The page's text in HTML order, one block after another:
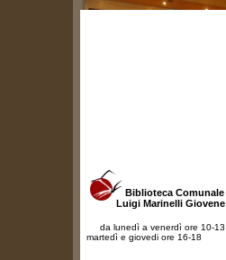
Biblioteca Comunale
Luigi Marinelli Giovene
da lunedì a venerdì ore 10-13
martedì e giovedi ore 16-18